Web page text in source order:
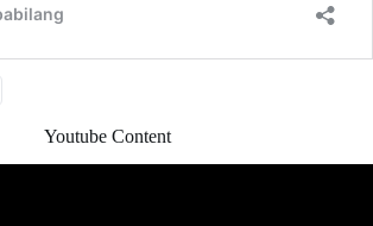
Youtube Content